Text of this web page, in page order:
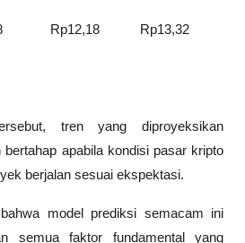
Rp12,18 Rp13,32
tren yang diproyeksikan
bertahap apabila kondisi pasar kripto
berjalan sesuai ekspektasi.
model prediksi semacam ini
semua faktor fundamental yang